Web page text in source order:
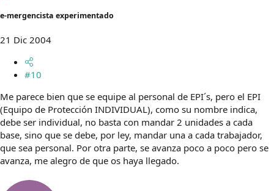
e-mergencista experimentado
21 Dic 2004
#10
Me parece bien que se equipe al personal de EPI´s, pero el EPI
(Equipo de Protección INDIVIDUAL), como su nombre indica,
debe ser individual, no basta con mandar 2 unidades a cada
base, sino que se debe, por ley, mandar una a cada trabajador,
que sea personal. Por otra parte, se avanza poco a poco pero se
avanza, me alegro de que os haya llegado.